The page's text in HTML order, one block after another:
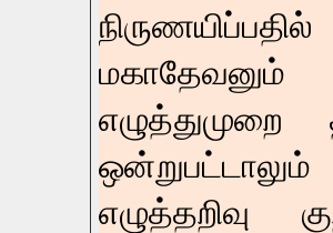
மகாதேவனும்
எழுத்தறிவு